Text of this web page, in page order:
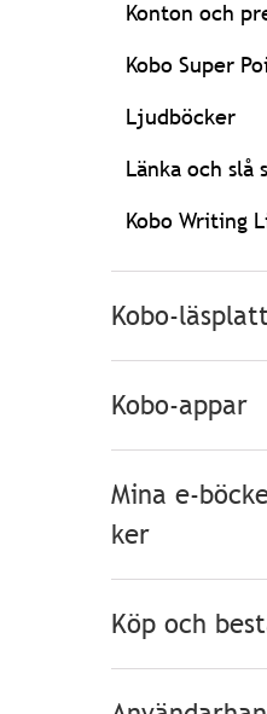
Konton och
Kobo Super
Ljudböcker
Länka och slå
Kobo Writing
Kobo-
Kobo-appar
Mina e-
ker
Köp och